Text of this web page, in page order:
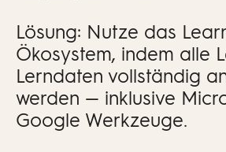
Lösung: Nutze das
Ökosystem, indem alle
Lerndaten vollständig
werden — inklusive
Google Werkzeuge.